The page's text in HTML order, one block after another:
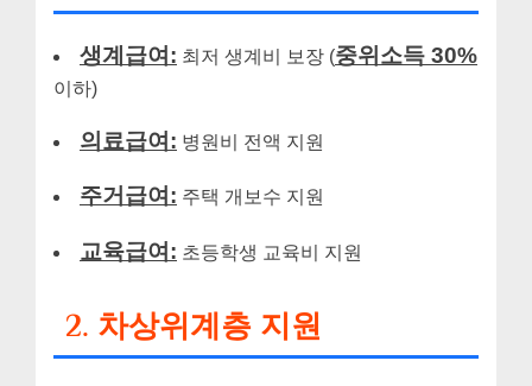
생계급여: 최저 생계비 보장 (중위소득 30%
이하)
의료급여: 병원비 전액 지원
주거급여: 주택 개보수 지원
교육급여: 초등학생 교육비 지원
2. 차상위계층 지원